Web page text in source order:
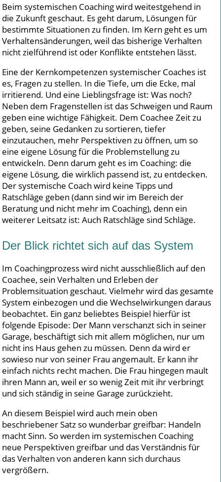
Beim systemischen Coaching wird weitestgehend in
die Zukunft geschaut. Es geht darum, Lösungen für
bestimmte Situationen zu finden. Im Kern geht es um
Verhaltensänderungen, weil das bisherige Verhalten
nicht zielführend ist oder Konflikte entstehen lässt.
Eine der Kernkompetenzen systemischer Coaches ist
es, Fragen zu stellen. In die Tiefe, um die Ecke, mal
irritierend. Und eine Lieblingsfrage ist: Was noch?
Neben dem Fragenstellen ist das Schweigen und Raum
geben eine wichtige Fähigkeit. Dem Coachee Zeit zu
geben, seine Gedanken zu sortieren, tiefer
einzutauchen, mehr Perspektiven zu öffnen, um so
eine eigene Lösung für die Problemstellung zu
entwickeln. Denn darum geht es im Coaching: die
eigene Lösung, die wirklich passend ist, zu entdecken.
Der systemische Coach wird keine Tipps und
Ratschläge geben (dann sind wir im Bereich der
Beratung und nicht mehr im Coaching), denn ein
weiterer Leitsatz ist: Auch Ratschläge sind Schläge.
Der Blick richtet sich auf das System
Im Coachingprozess wird nicht ausschließlich auf den
Coachee, sein Verhalten und Erleben der
Problemsituation geschaut. Vielmehr wird das gesamte
System einbezogen und die Wechselwirkungen daraus
beobachtet. Ein ganz beliebtes Beispiel hierfür ist
folgende Episode: Der Mann verschanzt sich in seiner
Garage, beschäftigt sich mit allem möglichen, nur um
nicht ins Haus gehen zu müssen. Denn da wird er
sowieso nur von seiner Frau angemault. Er kann ihr
einfach nichts recht machen. Die Frau hingegen mault
ihren Mann an, weil er so wenig Zeit mit ihr verbringt
und sich ständig in seine Garage zurückzieht.
An diesem Beispiel wird auch mein oben
beschriebener Satz so wunderbar greifbar: Handeln
macht Sinn. So werden im systemischen Coaching
neue Perspektiven greifbar und das Verständnis für
das Verhalten von anderen kann sich durchaus
vergrößern.